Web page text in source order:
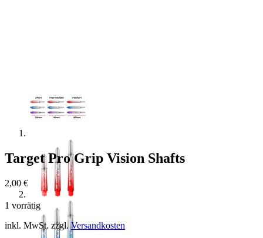
Target Pro Grip Vision Shafts
2,00 €
1 vorrätig
inkl. MwSt. zzgl.Versandkosten